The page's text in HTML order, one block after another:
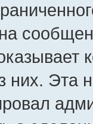
них. Эта